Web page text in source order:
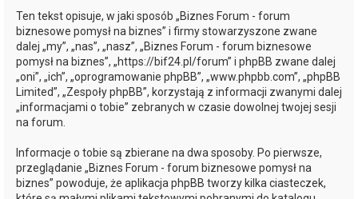
Ten tekst opisuje, w jaki sposób „Biznes Forum - forum
biznesowe pomysł na biznes” i firmy stowarzyszone zwane
dalej „my”, „nas”, „nasz”, „Biznes Forum - forum biznesowe
pomysł na biznes”, „https://bif24.pl/forum” i phpBB zwane dalej
„oni”, „ich”, „oprogramowanie phpBB”, „www.phpbb.com”, „phpBB
Limited”, „Zespoły phpBB”, korzystają z informacji zwanymi dalej
„informacjami o tobie” zebranych w czasie dowolnej twojej sesji
na forum.
Informacje o tobie są zbierane na dwa sposoby. Po pierwsze,
przeglądanie „Biznes Forum - forum biznesowe pomysł na
biznes” powoduje, że aplikacja phpBB tworzy kilka ciasteczek,